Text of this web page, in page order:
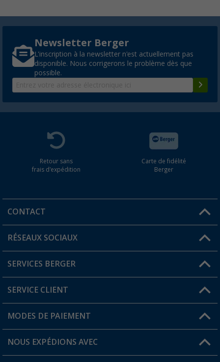
Newsletter Berger
L'inscription à la newsletter n'est actuellement pas
disponible. Nous corrigerons le problème dès que
possible.
Retour sans
frais d'expédition
Carte de fidélité
Berger
CONTACT
Une question ?
Trouver une magasin
RÉSEAUX SOCIAUX
SERVICES BERGER
Devenir revendeur
Mon compte
Carte de fidélité Berger
SERVICE CLIENT
FAQ et contact
Informations sur l'expédition
MODES DE PAIEMENT
NOUS EXPÉDIONS AVEC